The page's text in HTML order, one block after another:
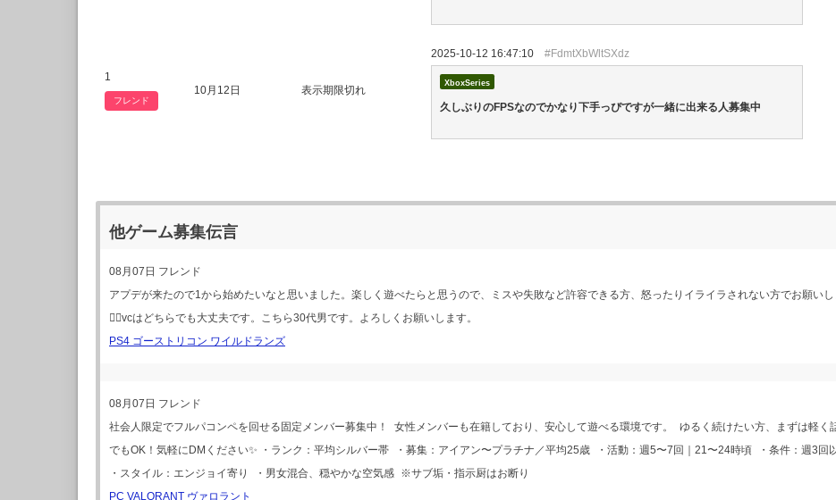
1
フレンド
10月12日 表示期限切れ
2025-10-12 16:47:10 #FdmtXbWltSXdz
XboxSeries
久しぶりのFPSなのでかなり下手っぴですが一緒に出来る人募集中
他ゲーム募集伝言
08月07日 フレンド
アプデが来たので1から始めたいなと思いました。楽しく遊べたらと思うので、ミスや失敗など許容できる方、怒ったりイライラされない方でお願い
🙇‍♂vcはどちらでも大丈夫です。こちら30代男です。よろしくお願いします。
PS4 ゴーストリコン ワイルドランズ
08月07日 フレンド
社会人限定でフルパコンペを回せる固定メンバー募集中！ 女性メンバーも在籍しており、安心して遊べる環境です。 ゆるく続けたい方、まずは軽く
でもOK！気軽にDMください✨ ・ランク：平均シルバー帯 ・募集：アイアン〜プラチナ／平均25歳 ・活動：週5〜7回｜21〜24時頃 ・条件：週3回
・スタイル：エンジョイ寄り ・男女混合、穏やかな空気感 ※サブ垢・指示厨はお断り
PC VALORANT ヴァロラント